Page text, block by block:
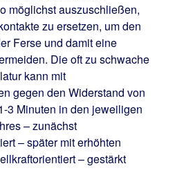
möglichst auszuschließen,
zu ersetzen, um den
Ferse und damit eine
Die oft zu schwache
kann mit
gegen den Widerstand von
3 Minuten in den jeweiligen
– zunächst
– später mit erhöhten
– gestärkt